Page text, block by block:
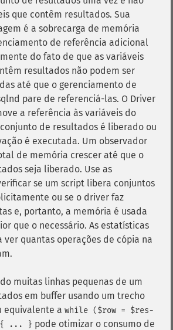
​​que contêm resultados. Sua
é a sobrecarga de memória
de referência adicional
do fato de que as variáveis
resultados não podem ser
até que o gerenciamento de
pare de referenciá-las. O Driver
a referência às variáveis ​​do
de resultados é liberado ou
é executada. Um observador
de memória crescer até que o
seja liberado. Use as
se um script libera conjuntos
ou se o driver faz
e, portanto, a memória é usada
que o necessário. As estatísticas
quantas operações de cópia na
muitas linhas pequenas de um
em buffer usando um trecho
equivalente a while ($row = $res-
{ ... } pode otimizar o consumo de